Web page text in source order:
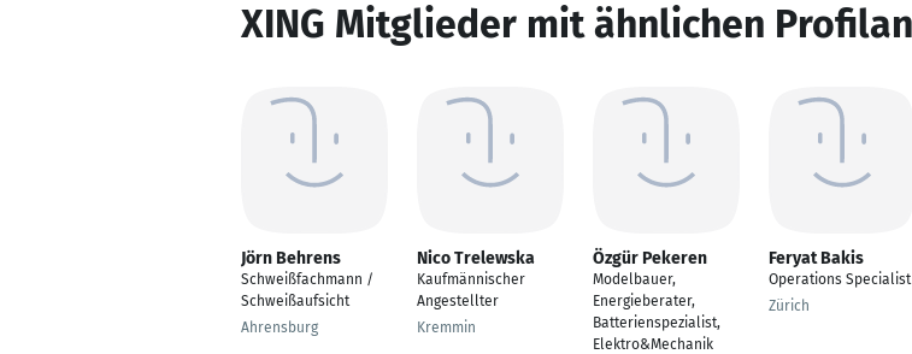
XING Mitglieder mit ähnlichen
Jörn Behrens
Schweißfachmann /
Schweißaufsicht
Ahrensburg
Nico Trelewska
Kaufmännischer
Angestellter
Kremmin
Özgür Pekeren
Modelbauer,
Energieberater,
Batterienspezialist,
Elektro&Mechanik
Feryat Bakis
Operations Specialist
Zürich